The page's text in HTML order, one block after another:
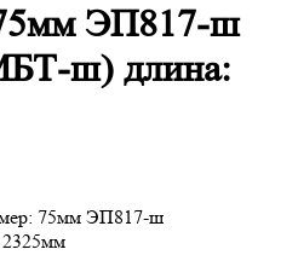
ЭП817-ш
ш) длина:
75мм ЭП817-ш